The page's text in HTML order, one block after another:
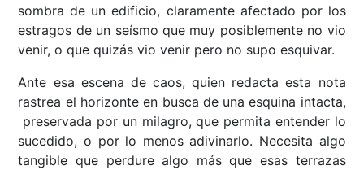
sombra de un edificio, claramente afectado por los
estragos de un seísmo que muy posiblemente no vio
venir, o que quizás vio venir pero no supo esquivar.
Ante esa escena de caos, quien redacta esta nota
rastrea el horizonte en busca de una esquina intacta,
preservada por un milagro, que permita entender lo
sucedido, o por lo menos adivinarlo. Necesita algo
tangible que perdure algo más que esas terrazas